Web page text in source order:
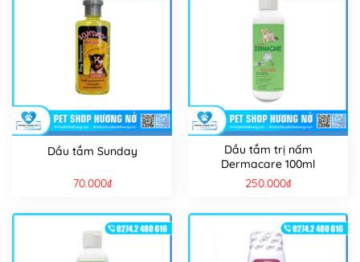
Dầu tắm Sunday
70.000₫
Dầu tắm trị nấm
Dermacare 100ml
250.000₫